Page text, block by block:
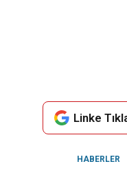
Linke
HABERLER